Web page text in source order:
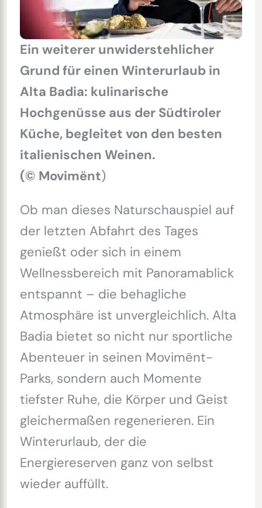
Ein weiterer unwiderstehlicher
Grund für einen Winterurlaub in
Alta Badia: kulinarische
Hochgenüsse aus der Südtiroler
Küche, begleitet von den besten
italienischen Weinen.
(© Movimënt)
Ob man dieses Naturschauspiel auf
der letzten Abfahrt des Tages
genießt oder sich in einem
Wellnessbereich mit Panoramablick
entspannt – die behagliche
Atmosphäre ist unvergleichlich. Alta
Badia bietet so nicht nur sportliche
Abenteuer in seinen Movimënt-
Parks, sondern auch Momente
tiefster Ruhe, die Körper und Geist
gleichermaßen regenerieren. Ein
Winterurlaub, der die
Energiereserven ganz von selbst
wieder auffüllt.